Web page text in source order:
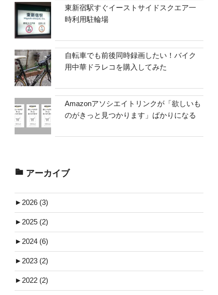
東新宿駅すぐイーストサイドスクエア一
時利用駐輪場
自転車でも前後同時録画したい！バイク
用中華ドラレコを購入してみた
Amazonアソシエイトリンクが「欲しいも
のがきっと見つかります」ばかりになる
アーカイブ
► 2026 (3)
► 2025 (2)
► 2024 (6)
► 2023 (2)
► 2022 (2)